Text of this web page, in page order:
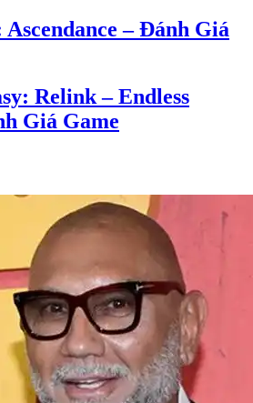
– Đánh Giá
Relink – Endless
Giá Game